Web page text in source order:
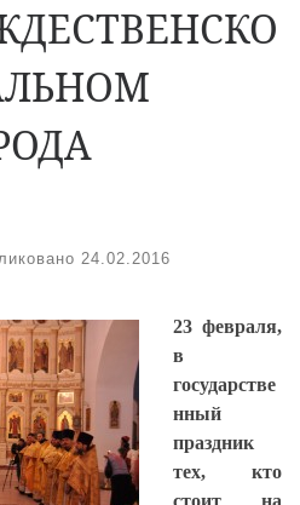
24.02.2016
23 февраля,
в
государстве
нный
праздник
тех, кто
стоит на